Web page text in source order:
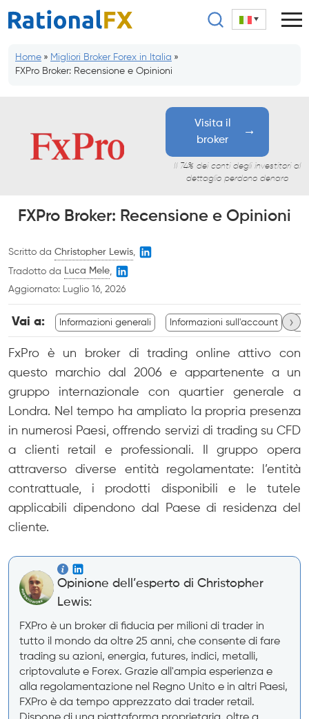
Salta
al
Home » Migliori Broker Forex in Italia »
FXPro Broker: Recensione e Opinioni
Visita il
broker
Il 74% dei conti degli investitori al
dettaglio perdono denaro
FXPro Broker: Recensione e Opinioni
Scritto da Christopher Lewis
Tradotto da Luca Mele
Aggiornato: Luglio 16, 2026
Vai a: Informazioni generali Informazioni sull'account ›
FxPro è un broker di trading online attivo con
questo marchio dal 2006 e appartenente a un
gruppo internazionale con quartier generale a
Londra. Nel tempo ha ampliato la propria presenza
in numerosi Paesi, offrendo servizi di trading su CFD
a clienti retail e professionali. Il gruppo opera
attraverso diverse entità regolamentate: l’entità
contrattuale, i prodotti disponibili e le tutele
applicabili dipendono dal Paese di residenza del
cliente.
Opinione dell’esperto di Christopher
Lewis:
FXPro è un broker di fiducia per milioni di trader in
tutto il mondo da oltre 25 anni, che consente di fare
trading su azioni, energia, futures, indici, metalli,
criptovalute e Forex. Grazie all'ampia esperienza e
alla regolamentazione nel Regno Unito e in altri Paesi,
FXPro è da tempo apprezzato dai trader retail.